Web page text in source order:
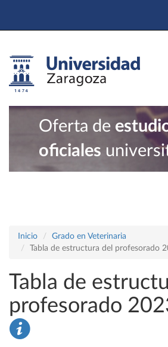
Oferta de
oficiales
Inicio
Grado en Veterinaria
Tabla de estructura del profesorado
Tabla de
profesorado